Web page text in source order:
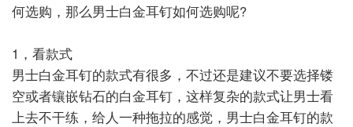
何选购，那么男士白金耳钉如何选购呢?
1，看款式
男士白金耳钉的款式有很多，不过还是建议不要选择镂
空或者镶嵌钻石的白金耳钉，这样复杂的款式让男士看
上去不干练，给人一种拖拉的感觉，男士白金耳钉的款